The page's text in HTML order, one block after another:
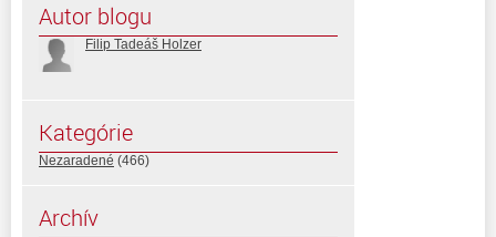
Autor blogu
Filip Tadeáš Holzer
Kategórie
Nezaradené (466)
Archív